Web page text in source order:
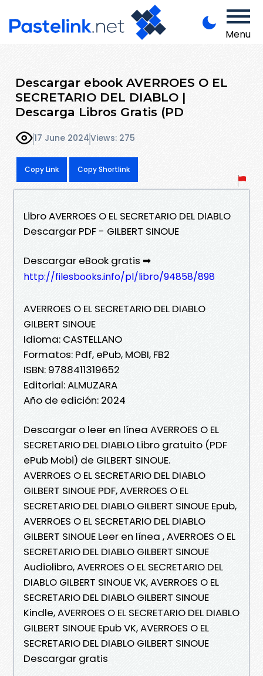
Menu
Descargar ebook AVERROES O EL
SECRETARIO DEL DIABLO |
Descarga Libros Gratis (PD
17 June 2024Views: 275
Copy Link Copy Shortlink
Libro AVERROES O EL SECRETARIO DEL DIABLO
Descargar PDF - GILBERT SINOUE
Descargar eBook gratis ➡
http://filesbooks.info/pl/libro/94858/898
AVERROES O EL SECRETARIO DEL DIABLO
GILBERT SINOUE
Idioma: CASTELLANO
Formatos: Pdf, ePub, MOBI, FB2
ISBN: 9788411319652
Editorial: ALMUZARA
Año de edición: 2024
Descargar o leer en línea AVERROES O EL
SECRETARIO DEL DIABLO Libro gratuito (PDF
ePub Mobi) de GILBERT SINOUE.
AVERROES O EL SECRETARIO DEL DIABLO
GILBERT SINOUE PDF, AVERROES O EL
SECRETARIO DEL DIABLO GILBERT SINOUE Epub,
AVERROES O EL SECRETARIO DEL DIABLO
GILBERT SINOUE Leer en línea , AVERROES O EL
SECRETARIO DEL DIABLO GILBERT SINOUE
Audiolibro, AVERROES O EL SECRETARIO DEL
DIABLO GILBERT SINOUE VK, AVERROES O EL
SECRETARIO DEL DIABLO GILBERT SINOUE
Kindle, AVERROES O EL SECRETARIO DEL DIABLO
GILBERT SINOUE Epub VK, AVERROES O EL
SECRETARIO DEL DIABLO GILBERT SINOUE
Descargar gratis